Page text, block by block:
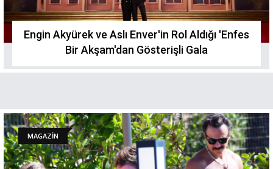
Engin Akyürek ve Aslı Enver'in Rol Aldığı 'Enfes
Bir Akşam'dan Gösterişli Gala
MAGAZİN